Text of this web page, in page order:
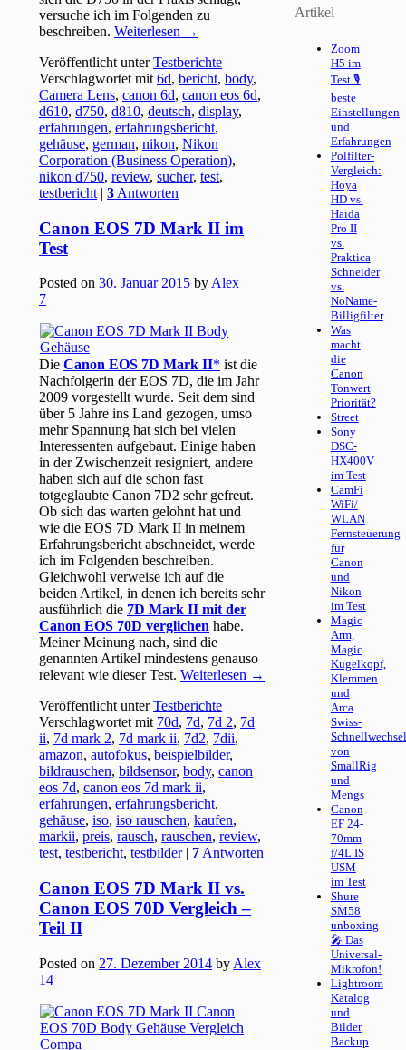
versuche ich im Folgenden zu
beschreiben.Weiterlesen →
Veröffentlicht unter Testberichte |
Verschlagwortet mit 6d,bericht,body,
Camera Lens,canon 6d,canon eos 6d,
d610,d750,d810,deutsch,display,
erfahrungen,erfahrungsbericht,
gehäuse, german,nikon,Nikon
Corporation (Business Operation),
nikon d750,review,sucher,test,
testbericht |3 Antworten
Canon EOS 7D Mark II im
Test
Posted on30. Januar 2015 byAlex
7
DieCanon EOS 7D Mark II
ist die
Nachfolgerin der EOS 7D, die im Jahr
2009 vorgestellt wurde. Seit dem sind
über 5 Jahre ins Land gezogen, umso
mehr Spannung hat sich bei vielen
Interessenten aufgebaut. Einige haben
in der Zwischenzeit resigniert, andere
haben sich auf die schon fast
totgeglaubte Canon 7D2 sehr gefreut.
Ob sich das warten gelohnt hat und
wie die EOS 7D Mark II in meinem
Erfahrungsbericht abschneidet, werde
ich im Folgenden beschreiben.
Gleichwohl verweise ich auf die
beiden Artikel, in denen ich bereits sehr
ausführlich die 7D Mark II mit der
Canon EOS 70D verglichen habe.
Meiner Meinung nach, sind die
genannten Artikel mindestens genauso
relevant wie dieser Test.Weiterlesen →
Veröffentlicht unter Testberichte |
Verschlagwortet mit 70d, 7d, 7d 2, 7d
ii, 7d mark 2, 7d mark ii, 7d2, 7dii,
amazon,autofokus,beispielbilder,
bildrauschen,bildsensor,body,canon
eos 7d,canon eos 7d mark ii,
erfahrungen,erfahrungsbericht,
gehäuse,iso,iso rauschen,kaufen,
markii,preis,rausch,rauschen,review,
test,testbericht,testbilder | 7Antworten
Canon EOS 7D Mark II vs.
Canon EOS 70D Vergleich –
Teil II
Posted on 27. Dezember 2014 by Alex
14
Artikel
Zoom
H5 im
Test 🎙
beste
Einstellungen
und
Erfahrungen
Polfilter-
Vergleich:
Hoya
HD vs.
Haida
Pro II
vs.
Praktica
Schneider
vs.
NoName-
Billigfilter
Was
macht
die
Canon
Tonwert
Priorität?
Street
Sony
DSC-
HX400V
im Test
CamFi
WiFi/
WLAN
Fernsteuerung
für
Canon
und
Nikon
im Test
Magic
Arm,
Magic
Kugelkopf,
Klemmen
und
Arca
Swiss-
von
SmallRig
und
Mengs
Canon
EF 24-
70mm
f/4L IS
USM
im Test
Shure
SM58
unboxing
🎤 Das
Universal-
Mikrofon!
Lightroom
Katalog
und
Bilder
Backup